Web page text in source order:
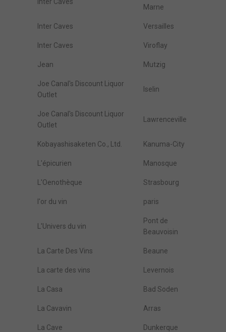
Marne
Inter Caves Versailles
Inter Caves Viroflay
Jean Mutzig
Joe Canal's Discount Liquor
Outlet
Iselin
Joe Canal's Discount Liquor
Outlet
Lawrenceville
Kobayashisaketen Co., Ltd. Kanuma-City
L'épicurien Manosque
L'Oenothèque Strasbourg
l'or du vin paris
L'Univers du vin
Pont de
Beauvoisin
La Carte Des Vins Beaune
La carte des vins Levernois
La Casa Bad Soden
La Cavavin Arras
La Cave Dunkerque